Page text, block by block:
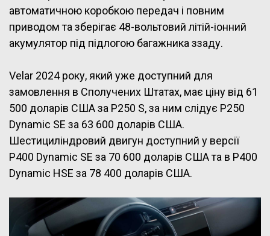
автоматичною коробкою передач і повним
приводом та зберігає 48-вольтовий літій-іонний
акумулятор під підлогою багажника ззаду.
Velar 2024 року, який уже доступний для
замовлення в Сполучених Штатах, має ціну від 61
500 доларів США за P250 S, за ним слідує P250
Dynamic SE за 63 600 доларів США.
Шестициліндровий двигун доступний у версії
P400 Dynamic SE за 70 600 доларів США та в P400
Dynamic HSE за 78 400 доларів США.